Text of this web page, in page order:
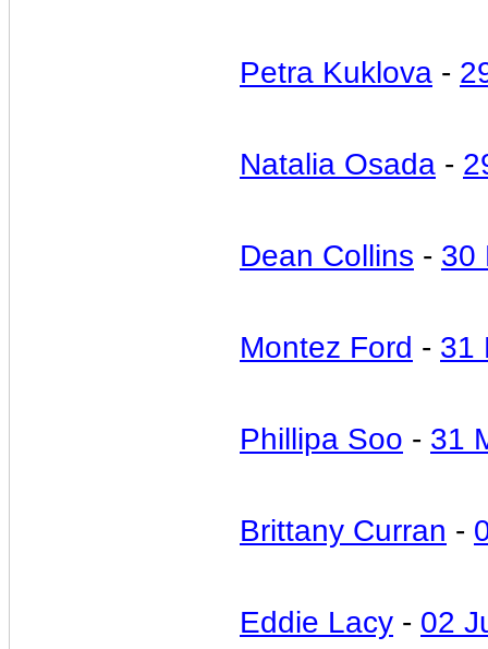
Petra Kuklova -
Natalia Osada -
Dean Collins - 30
Montez Ford - 31
Phillipa Soo - 31
Brittany Curran -
Eddie Lacy - 02